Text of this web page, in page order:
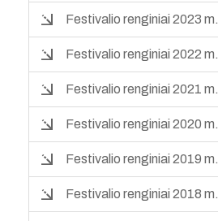
Festivalio renginiai 2023 m.
Festivalio renginiai 2022 m.
Festivalio renginiai 2021 m.
Festivalio renginiai 2020 m.
Festivalio renginiai 2019 m.
Festivalio renginiai 2018 m.